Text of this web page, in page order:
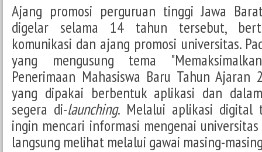
Ajang promosi perguruan tinggi Jawa
digelar selama 14 tahun tersebut,
komunikasi dan ajang promosi universitas.
yang mengusung tema
Penerimaan Mahasiswa Baru Tahun Ajaran
yang dipakai berbentuk aplikasi dan
segera di-launching. Melalui aplikasi digital
ingin mencari informasi mengenai
langsung melihat melalui gawai masing-